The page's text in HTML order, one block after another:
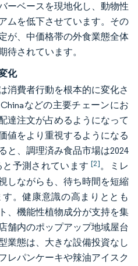
ーベースを現地化し、動物性
ムを低下させています。その
が、中価格帯の外食業態全体
待されています。
化
消費者行動を根本的に変化さ
などの主要チェーンにお
達注文が占めるようになって
値をより重視するようになる
と、調理済み食品市場は2024
予測されています [2]。ミレ
しながらも、待ち時間を短縮
。健康意識の高まりととも
、機能性植物成分が支持を集
舗内のポップアップ地域屋台
業態は、大きな設備投資なし
レパンケーキや辣油アイスク